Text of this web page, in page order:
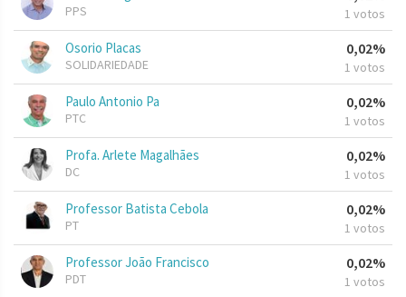
PPS 1 votos
Osorio Placas
SOLIDARIEDADE
0,02%
1 votos
Paulo Antonio Pa
PTC
0,02%
1 votos
Profa. Arlete Magalhães
DC
0,02%
1 votos
Professor Batista Cebola
PT
0,02%
1 votos
Professor João Francisco
PDT
0,02%
1 votos